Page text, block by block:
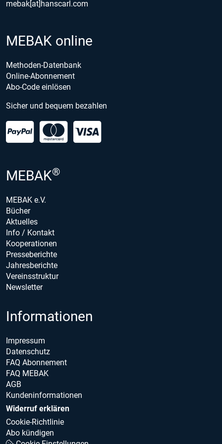
mebak[at]hanscarl.com
MEBAK online
Methoden-Datenbank
Online-Abonnement
Abo-Code einlösen
Sicher und bequem bezahlen
MEBAK®
MEBAK e.V.
Bücher
Aktuelles
Info / Kontakt
Kooperationen
Presseberichte
Jahresberichte
Vereinsstruktur
Newsletter
Informationen
Impressum
Datenschutz
FAQ Abonnement
FAQ MEBAK
AGB
Kundeninformationen
Widerruf erklären
Cookie-Richtlinie
Abo kündigen